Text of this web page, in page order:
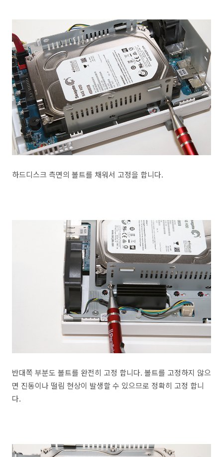
하드디스크 측면의 볼트를 채워서 고정을 합니다.
반대쪽 부분도 볼트를 완전히 고정 합니다. 볼트를 고정하지 않으
면 진동이나 떨림 현상이 발생할 수 있으므로 정확히 고정 합니
다.